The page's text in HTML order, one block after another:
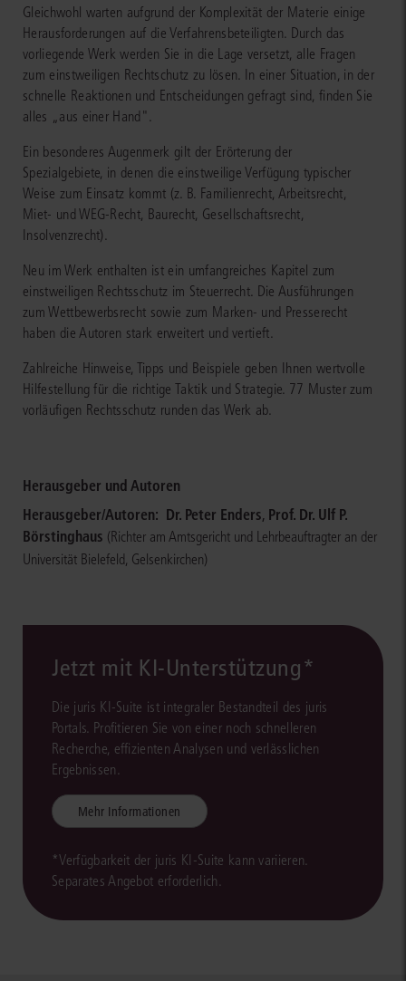
Gleichwohl warten aufgrund der Komplexität der Materie einige
Herausforderungen auf die Verfahrensbeteiligten. Durch das
vorliegende Werk werden Sie in die Lage versetzt, alle Fragen
zum einstweiligen Rechtschutz zu lösen. In einer Situation, in der
schnelle Reaktionen und Entscheidungen gefragt sind, finden Sie
alles „aus einer Hand".
Ein besonderes Augenmerk gilt der Erörterung der
Spezialgebiete, in denen die einstweilige Verfügung typischer
Weise zum Einsatz kommt (z. B. Familienrecht, Arbeitsrecht,
Miet- und WEG-Recht, Baurecht, Gesellschaftsrecht,
Insolvenzrecht).
Neu im Werk enthalten ist ein umfangreiches Kapitel zum
einstweiligen Rechtsschutz im Steuerrecht. Die Ausführungen
zum Wettbewerbsrecht sowie zum Marken- und Presserecht
haben die Autoren stark erweitert und vertieft.
Zahlreiche Hinweise, Tipps und Beispiele geben Ihnen wertvolle
Hilfestellung für die richtige Taktik und Strategie. 77 Muster zum
vorläufigen Rechtsschutz runden das Werk ab.
Herausgeber und Autoren
Herausgeber/Autoren: Dr. Peter Enders, Prof. Dr. Ulf P.
Börstinghaus (Richter am Amtsgericht und Lehrbeauftragter an der
Universität Bielefeld, Gelsenkirchen)
Jetzt mit KI-Unterstützung*
Die juris KI-Suite ist integraler Bestandteil des juris
Portals. Profitieren Sie von einer noch schnelleren
Recherche, effizienten Analysen und verlässlichen
Ergebnissen.
Mehr Informationen
*Verfügbarkeit der juris KI-Suite kann variieren.
Separates Angebot erforderlich.